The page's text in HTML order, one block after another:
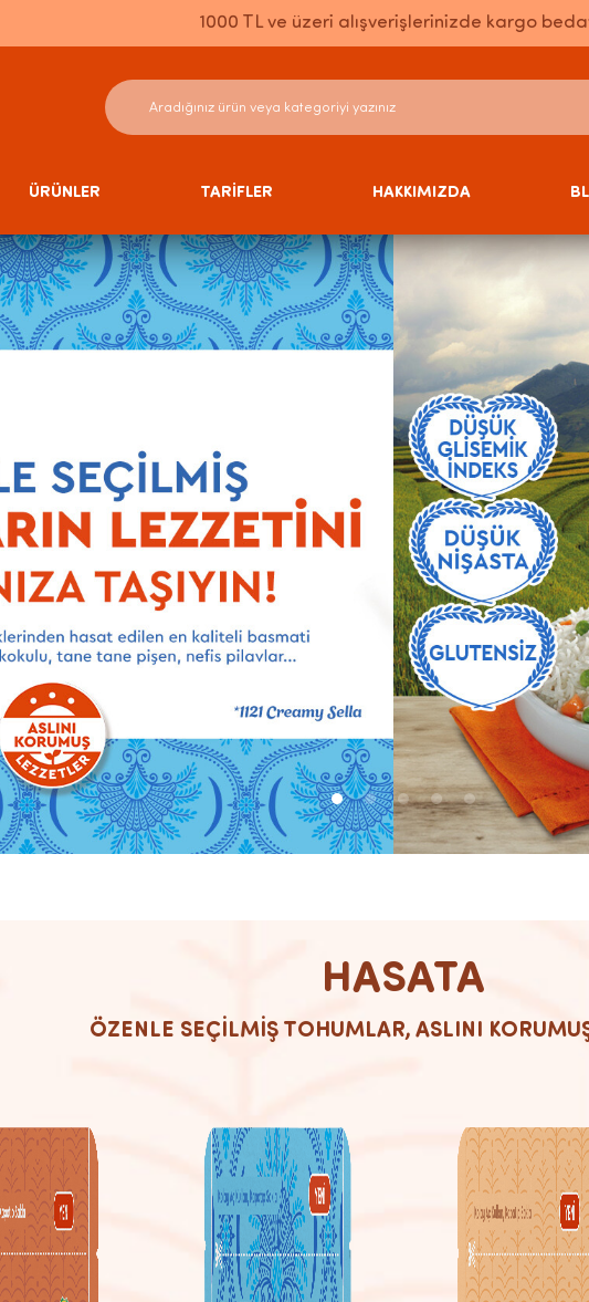
1000 TL ve üzeri alışverişlerinizde kargo
ÜRÜNLER TARİFLER HAKKIMIZDA
HASATA
ÖZENLE SEÇİLMİŞ TOHUMLAR, ASLINI